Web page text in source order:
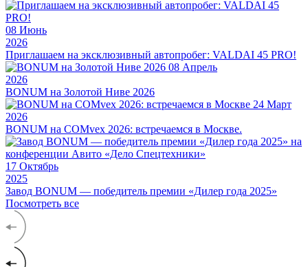
08 Июнь
2026
Приглашаем на эксклюзивный автопробег: VALDAI 45 PRO!
08 Апрель
2026
BONUM на Золотой Ниве 2026
24 Март
2026
BONUM на COMvex 2026: встречаемся в Москве.
17 Октябрь
2025
Завод BONUM — победитель премии «Дилер года 2025»
Посмотреть все